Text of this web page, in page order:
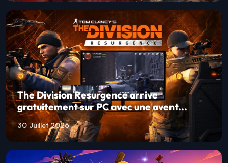
The Division Resurgence arrive
gratuitement sur PC avec une avent...
30 Juillet 2026